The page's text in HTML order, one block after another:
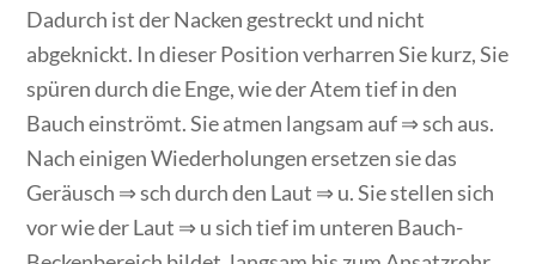
Dadurch ist der Nacken gestreckt und nicht
abgeknickt. In dieser Position verharren Sie kurz, Sie
spüren durch die Enge, wie der Atem tief in den
Bauch einströmt. Sie atmen langsam auf ⇒ sch aus.
Nach einigen Wiederholungen ersetzen sie das
Geräusch ⇒ sch durch den Laut ⇒ u. Sie stellen sich
vor wie der Laut ⇒ u sich tief im unteren Bauch-